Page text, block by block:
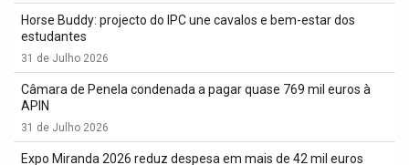
Horse Buddy: projecto do IPC une cavalos e bem-estar dos
estudantes
31 de Julho 2026
Câmara de Penela condenada a pagar quase 769 mil euros à
APIN
31 de Julho 2026
Expo Miranda 2026 reduz despesa em mais de 42 mil euros